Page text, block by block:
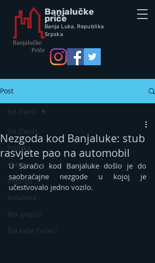
Banjalučke
priče
Banja Luka, Republika
Srpska
Post
Svi članci
Politika
Vijesti
Intervju
Kolumna
Vox populi
Šta kaže Tviter?
Svi članci
Nezgoda kod Banjaluke: stub
rasvjete pao na automobil
U Saračici kod Banjaluke došlo je do
saobraćajne nezgode u kojoj je
učestvovalo jedno vozilo.